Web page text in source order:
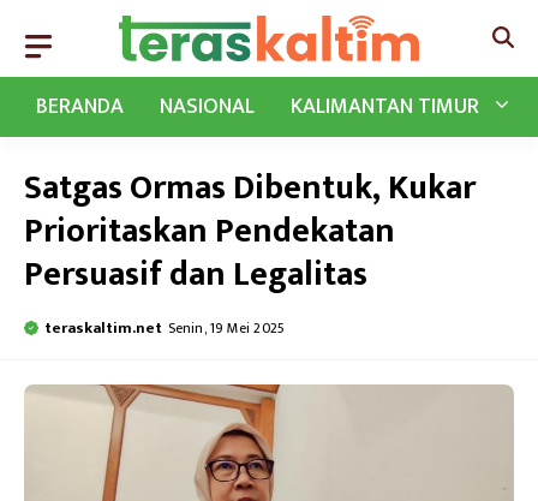
BERANDA
NASIONAL KALIMANTAN TIMUR
Satgas Ormas Dibentuk, Kukar
Prioritaskan Pendekatan
Persuasif dan Legalitas
teraskaltim.net Senin, 19 Mei 2025